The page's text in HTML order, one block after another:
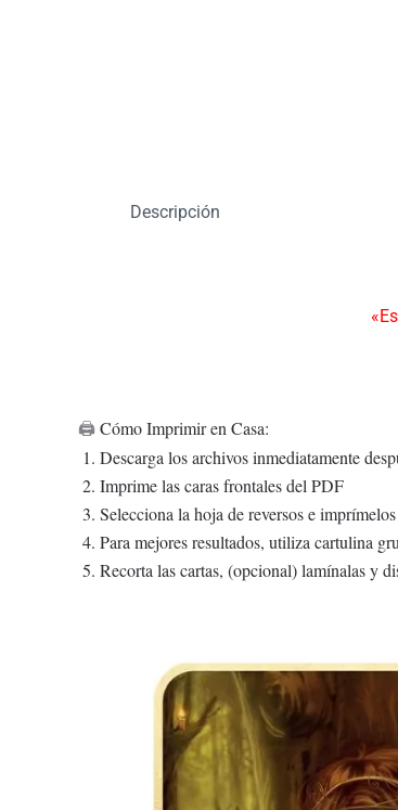
Descripción
🖨️ Cómo Imprimir en Casa:
Descarga los archivos inmediatamente
Imprime las caras frontales del PDF
Selecciona la hoja de reversos e
Para mejores resultados, utiliza cartulina
Recorta las cartas, (opcional) lamínalas y